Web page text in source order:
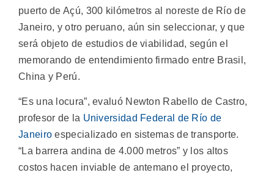
puerto de Açú, 300 kilómetros al noreste de Río de
Janeiro, y otro peruano, aún sin seleccionar, y que
será objeto de estudios de viabilidad, según el
memorando de entendimiento firmado entre Brasil,
China y Perú.
“Es una locura”, evaluó Newton Rabello de Castro,
profesor de la Universidad Federal de Río de
Janeiro especializado en sistemas de transporte.
“La barrera andina de 4.000 metros” y los altos
costos hacen inviable de antemano el proyecto,